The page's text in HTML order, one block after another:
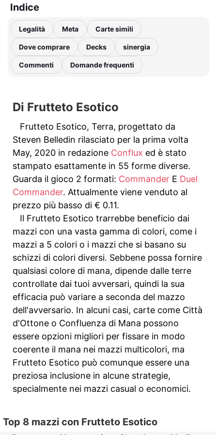
Indice
Legalità Meta Carte simili
Dove comprare Decks sinergia
Commenti Domande frequenti
Di Frutteto Esotico
Frutteto Esotico, Terra, progettato da
Steven Belledin rilasciato per la prima volta
May, 2020 in redazione Conflux ed è stato
stampato esattamente in 55 forme diverse.
Guarda il gioco 2 formati: Commander E Duel
Commander. Attualmente viene venduto al
prezzo più basso di € 0.11.
Il Frutteto Esotico trarrebbe beneficio dai
mazzi con una vasta gamma di colori, come i
mazzi a 5 colori o i mazzi che si basano su
schizzi di colori diversi. Sebbene possa fornire
qualsiasi colore di mana, dipende dalle terre
controllate dai tuoi avversari, quindi la sua
efficacia può variare a seconda del mazzo
dell'avversario. In alcuni casi, carte come Città
d'Ottone o Confluenza di Mana possono
essere opzioni migliori per fissare in modo
coerente il mana nei mazzi multicolori, ma
Frutteto Esotico può comunque essere una
preziosa inclusione in alcune strategie,
specialmente nei mazzi casual o economici.
Top 8 mazzi con Frutteto Esotico